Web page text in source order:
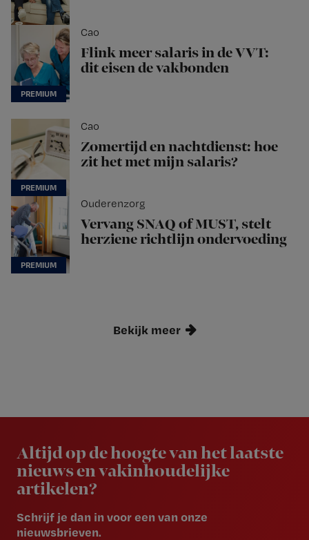
Cao
Flink meer salaris in de VVT:
dit eisen de vakbonden
Cao
Zomertijd en nachtdienst: hoe
zit het met mijn salaris?
Ouderenzorg
Vervang SNAQ of MUST, stelt
herziene richtlijn ondervoeding
Bekijk meer
Altijd op de hoogte van het laatste
nieuws en vakinhoudelijke
artikelen?
Schrijf je dan in voor een van onze
nieuwsbrieven.